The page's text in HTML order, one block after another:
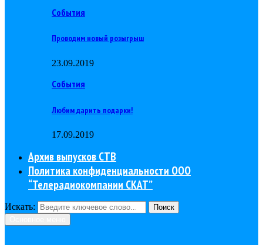
События
Проводим новый розыгрыш
23.09.2019
События
Любим дарить подарки!
17.09.2019
Архив выпусков СТВ
Политика конфиденциальности ООО
“Телерадиокомпании СКАТ”
Искать:
Поиск